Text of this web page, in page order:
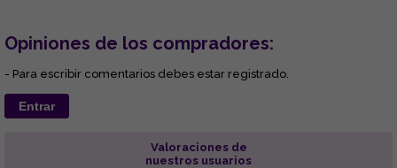
Opiniones de los compradores:
- Para escribir comentarios debes estar registrado.
Entrar
Valoraciones de
nuestros usuarios